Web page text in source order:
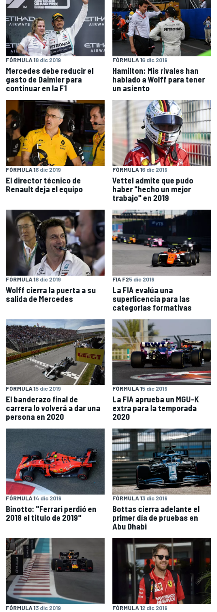
FÓRMULA 18 dic 2019
Mercedes debe reducir el
gasto de Daimler para
continuar en la F1
FÓRMULA 16 dic 2019
Hamilton: Mis rivales han
hablado a Wolff para tener
un asiento
FÓRMULA 16 dic 2019
El director técnico de
Renault deja el equipo
FÓRMULA 16 dic 2019
Vettel admite que pudo
haber "hecho un mejor
trabajo" en 2019
FÓRMULA 16 dic 2019
Wolff cierra la puerta a su
salida de Mercedes
FIA F25 dic 2019
La FIA evalúa una
superlicencia para las
categorías formativas
FÓRMULA 15 dic 2019
El banderazo final de
carrera lo volverá a dar una
persona en 2020
FÓRMULA 15 dic 2019
La FIA aprueba un MGU-K
extra para la temporada
2020
FÓRMULA 14 dic 2019
Binotto: "Ferrari perdió en
2018 el titulo de 2019"
FÓRMULA 13 dic 2019
Bottas cierra adelante el
primer día de pruebas en
Abu Dhabi
FÓRMULA 13 dic 2019 FÓRMULA 12 dic 2019